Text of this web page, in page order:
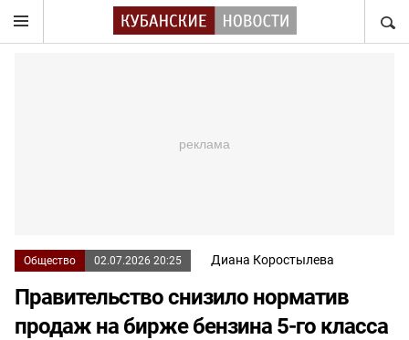
Общество 02.07.2026 20:25 Диана Коростылева
Правительство снизило норматив
продаж на бирже бензина 5-го класса